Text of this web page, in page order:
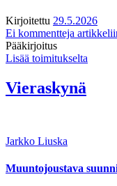
Kirjoitettu 29.5.2026
Ei kommentteja
Pääkirjoitus
Lisää toimitukselta
Vieraskynä
Jarkko Liuska
Muuntojoustava